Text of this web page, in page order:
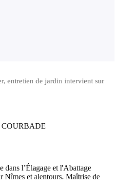
entretien de jardin intervient sur
dans l’Élagage et l'Abattage
Nîmes et alentours. Maîtrise de